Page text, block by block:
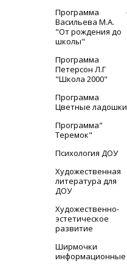
Программа
Васильева М.А.
"От рождения до
школы"
Программа
Петерсон Л.Г
"Школа 2000"
Программа
Цветные ладошки
Программа"
Теремок"
Психология ДОУ
Художественная
литература для
ДОУ
Художественно-
эстетическое
развитие
Ширмочки
информационные